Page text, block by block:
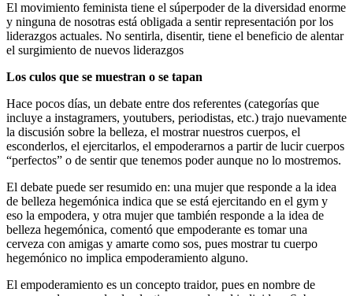
El movimiento feminista tiene el súperpoder de la diversidad enorme
y ninguna de nosotras está obligada a sentir representación por los
liderazgos actuales. No sentirla, disentir, tiene el beneficio de alentar
el surgimiento de nuevos liderazgos
Los culos que se muestran o se tapan
Hace pocos días, un debate entre dos referentes (categorías que
incluye a instagramers, youtubers, periodistas, etc.) trajo nuevamente
la discusión sobre la belleza, el mostrar nuestros cuerpos, el
esconderlos, el ejercitarlos, el empoderarnos a partir de lucir cuerpos
“perfectos” o de sentir que tenemos poder aunque no lo mostremos.
El debate puede ser resumido en: una mujer que responde a la idea
de belleza hegemónica indica que se está ejercitando en el gym y
eso la empodera, y otra mujer que también responde a la idea de
belleza hegemónica, comentó que empoderante es tomar una
cerveza con amigas y amarte como sos, pues mostrar tu cuerpo
hegemónico no implica empoderamiento alguno.
El empoderamiento es un concepto traidor, pues en nombre de